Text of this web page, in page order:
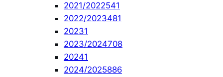
2021/2022541
2022/2023481
20231
2023/2024708
20241
2024/2025886